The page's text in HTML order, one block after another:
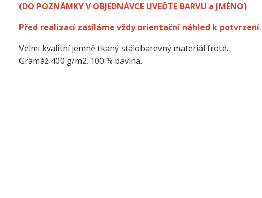
(DO POZNÁMKY V OBJEDNÁVCE UVEĎTE BARVU a JMÉNO)
Před realizací zasíláme vždy orientační náhled k potvrzení.
Velmi kvalitní jemně tkaný stálobarevný materiál froté.
Gramáž 400 g/m2. 100 % bavlna.